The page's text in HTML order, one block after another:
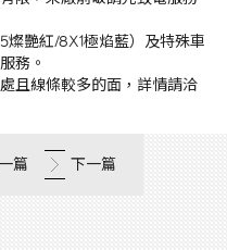
燦艷紅/8X1極焰藍）及特殊車
務。
且線條較多的面，詳情請洽
一篇 下一篇